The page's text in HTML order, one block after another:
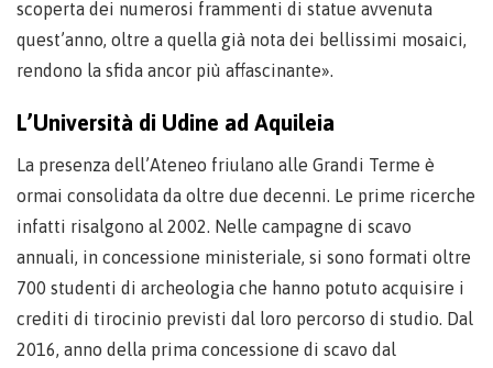
scoperta dei numerosi frammenti di statue avvenuta
quest’anno, oltre a quella già nota dei bellissimi mosaici,
rendono la sfida ancor più affascinante».
L’Università di Udine ad Aquileia
La presenza dell’Ateneo friulano alle Grandi Terme è
ormai consolidata da oltre due decenni. Le prime ricerche
infatti risalgono al 2002. Nelle campagne di scavo
annuali, in concessione ministeriale, si sono formati oltre
700 studenti di archeologia che hanno potuto acquisire i
crediti di tirocinio previsti dal loro percorso di studio. Dal
2016, anno della prima concessione di scavo dal